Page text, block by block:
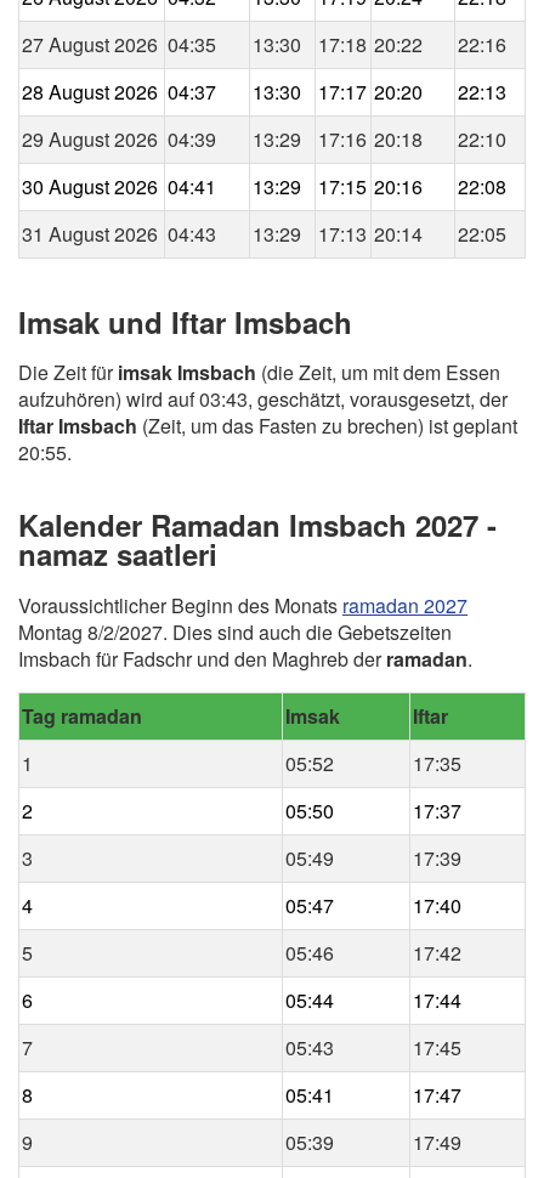
27 August 2026 04:35 13:30 17:18 20:22
22:16
28 August 2026 04:37 13:30 17:17 20:20
22:13
29 August 2026 04:39 13:29 17:16 20:18
22:10
30 August 2026 04:41 13:29 17:15 20:16
22:08
31 August 2026 04:43 13:29 17:13 20:14 22:05
Imsak und Iftar Imsbach
Die Zeit fürimsak Imsbach (die Zeit, um mit dem Essen
aufzuhören) wird auf 03:43, geschätzt, vorausgesetzt, der
Iftar Imsbach (Zeit, um das Fasten zu brechen) ist geplant
20:55.
Kalender Ramadan Imsbach 2027 -
namaz saatleri
Voraussichtlicher Beginn des Monats ramadan 2027
Montag 8/2/2027. Dies sind auch die Gebetszeiten
Imsbach für Fadschr und den Maghreb derramadan.
Tag ramadan Imsak
Iftar
1
05:52
17:35
2
05:50
17:37
3
05:49
17:39
4
05:47
17:40
5
05:46
17:42
6
05:44
17:44
7
05:43
17:45
8
05:41
17:47
9
05:39
17:49